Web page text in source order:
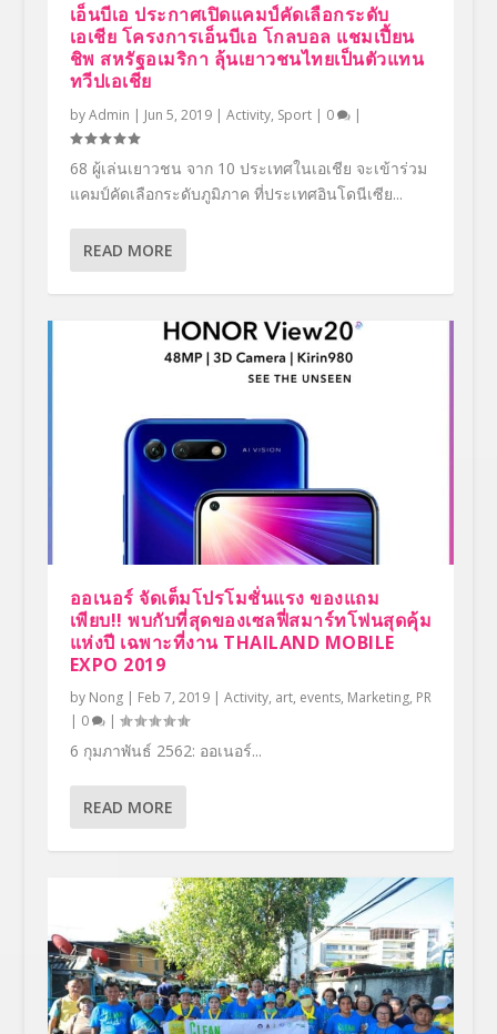
เอ็นบีเอ ประกาศเปิดแคมป์คัดเลือกระดับ
เอเชีย โครงการเอ็นบีเอ โกลบอล แชมเปี้ยน
ชิพ สหรัฐอเมริกา ลุ้นเยาวชนไทยเป็นตัวแทน
ทวีปเอเชีย
byAdmin | Jun 5, 2019| Activity, Sport| 0 |
68 ผู้เล่นเยาวชน จาก 10 ประเทศในเอเชีย จะเข้าร่วม
แคมป์คัดเลือกระดับภูมิภาค ที่ประเทศอินโดนีเซีย...
READ MORE
ออเนอร์ จัดเต็มโปรโมชั่นแรง ของแถม
เพียบ!! พบกับที่สุดของเซลฟี่สมาร์ทโฟนสุดคุ้ม
แห่งปี เฉพาะที่งาน THAILAND MOBILE
EXPO 2019
by Nong| Feb 7, 2019| Activity, art, events, Marketing, PR
| 0 |
6 กุมภาพันธ์ 2562: ออเนอร์...
READ MORE